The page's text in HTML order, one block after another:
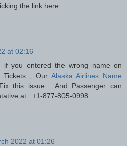
the link here.
at 02:16
if you entered the wrong name on
Tickets , Our Alaska Airlines Name
this issue . And Passenger can
at : +1-877-805-0998 .
2022 at 01:26